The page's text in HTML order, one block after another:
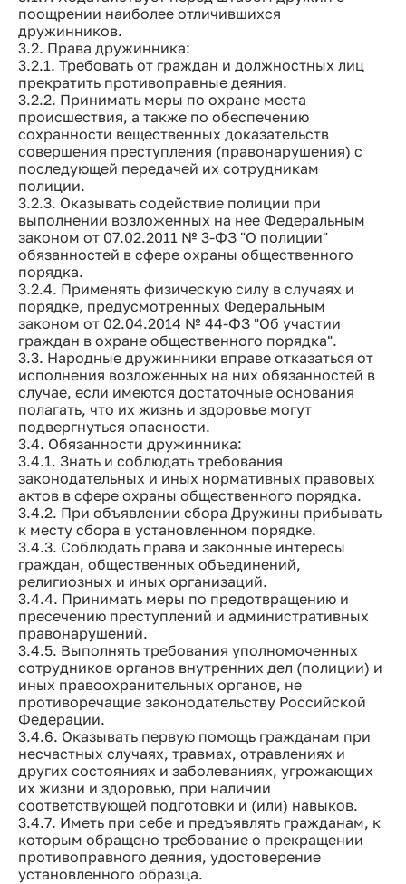
поощрении наиболее отличившихся
дружинников.
3.2. Права дружинника:
3.2.1. Требовать от граждан и должностных лиц
прекратить противоправные деяния.
3.2.2. Принимать меры по охране места
происшествия, а также по обеспечению
сохранности вещественных доказательств
совершения преступления (правонарушения) с
последующей передачей их сотрудникам
полиции.
3.2.3. Оказывать содействие полиции при
выполнении возложенных на нее Федеральным
законом от 07.02.2011 № 3-ФЗ "О полиции"
обязанностей в сфере охраны общественного
порядка.
3.2.4. Применять физическую силу в случаях и
порядке, предусмотренных Федеральным
законом от 02.04.2014 № 44-ФЗ "Об участии
граждан в охране общественного порядка".
3.3. Народные дружинники вправе отказаться от
исполнения возложенных на них обязанностей в
случае, если имеются достаточные основания
полагать, что их жизнь и здоровье могут
подвергнуться опасности.
3.4. Обязанности дружинника:
3.4.1. Знать и соблюдать требования
законодательных и иных нормативных правовых
актов в сфере охраны общественного порядка.
3.4.2. При объявлении сбора Дружины прибывать
к месту сбора в установленном порядке.
3.4.3. Соблюдать права и законные интересы
граждан, общественных объединений,
религиозных и иных организаций.
3.4.4. Принимать меры по предотвращению и
пресечению преступлений и административных
правонарушений.
3.4.5. Выполнять требования уполномоченных
сотрудников органов внутренних дел (полиции) и
иных правоохранительных органов, не
противоречащие законодательству Российской
Федерации.
3.4.6. Оказывать первую помощь гражданам при
несчастных случаях, травмах, отравлениях и
других состояниях и заболеваниях, угрожающих
их жизни и здоровью, при наличии
соответствующей подготовки и (или) навыков.
3.4.7. Иметь при себе и предъявлять гражданам, к
которым обращено требование о прекращении
противоправного деяния, удостоверение
установленного образца.